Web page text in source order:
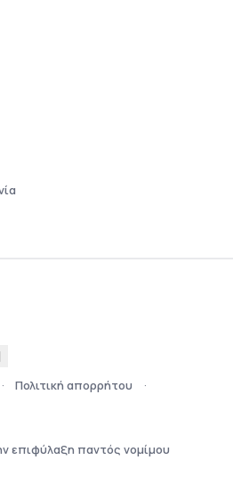
Πολιτική απορρήτου
επιφύλαξη παντός νομίμου